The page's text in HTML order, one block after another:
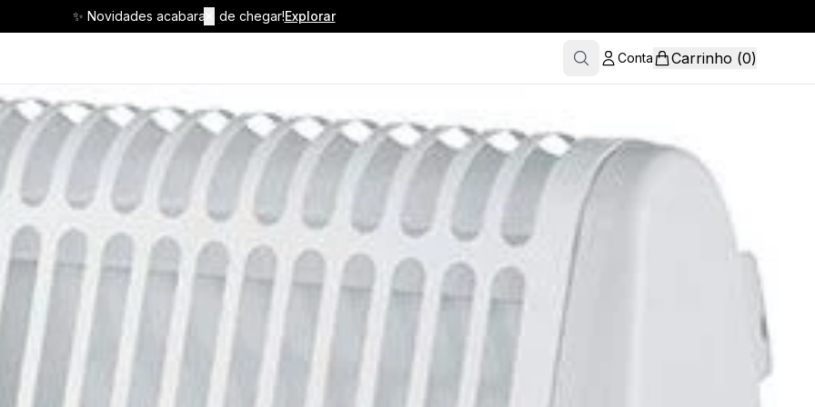
✨ Novidades acabaram de chegar!Explorar
Conta Carrinho (0)